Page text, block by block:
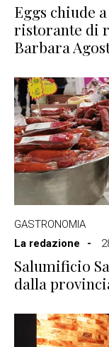
Eggs chiude
ristorante di
Barbara
GASTRONOMIA
La redazione
Salumificio
dalla